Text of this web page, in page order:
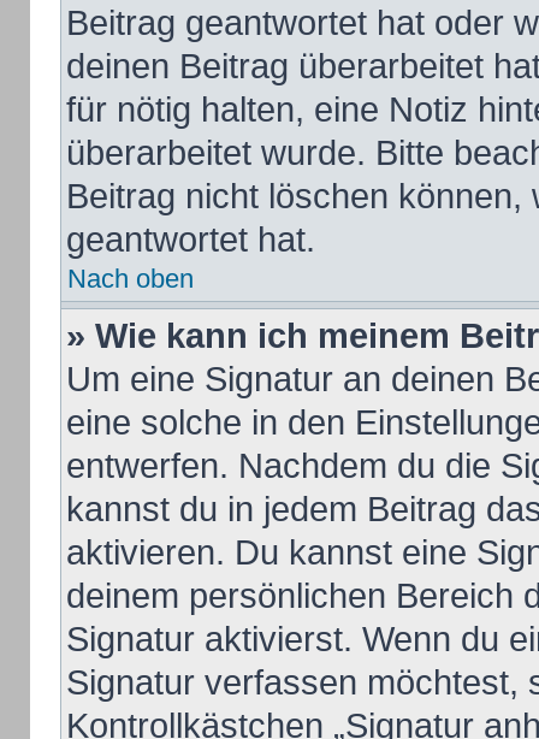
Beitrag geantwortet hat oder
deinen Beitrag überarbeitet
für nötig halten, eine Notiz
überarbeitet wurde. Bitte
Beitrag nicht löschen
geantwortet hat.
Nach oben
» Wie kann ich meinem
Um eine Signatur an deinen
eine solche in den
entwerfen. Nachdem du die
kannst du in jedem Beitrag
aktivieren. Du kannst eine
deinem persönlichen Bereich
Signatur aktivierst. Wenn du
Signatur verfassen möchtest,
Kontrollkästchen „Signatur